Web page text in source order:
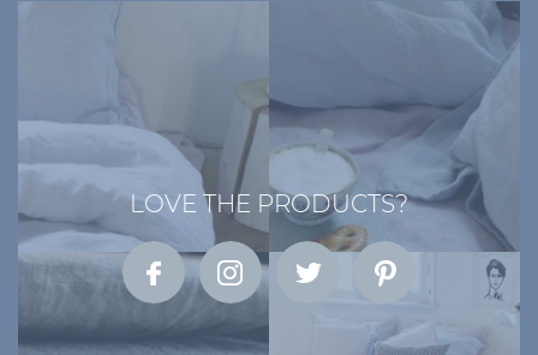
LOVE THE PRODUCTS?